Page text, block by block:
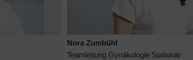
Nora Zumbühl
Teamleitung Gynäkologie Stationär